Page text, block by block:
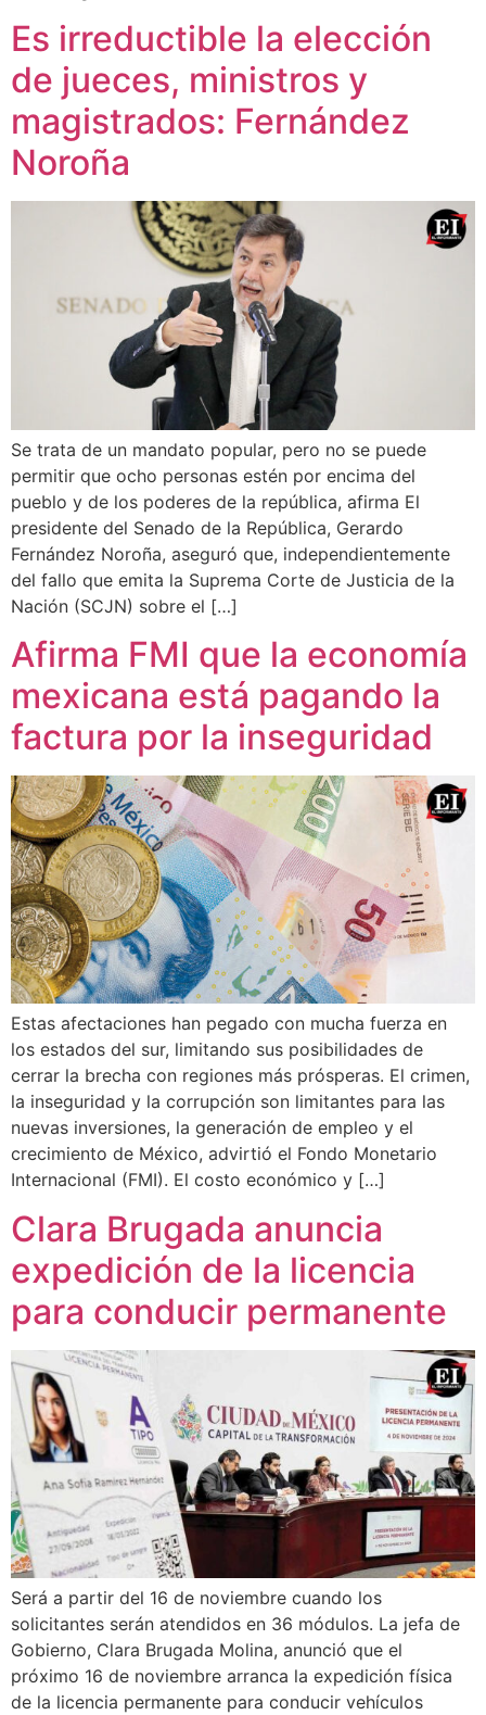
Es irreductible la elección
de jueces, ministros y
magistrados: Fernández
Noroña
Se trata de un mandato popular, pero no se puede
permitir que ocho personas estén por encima del
pueblo y de los poderes de la república, afirma El
presidente del Senado de la República, Gerardo
Fernández Noroña, aseguró que, independientemente
del fallo que emita la Suprema Corte de Justicia de la
Nación (SCJN) sobre el […]
Afirma FMI que la economía
mexicana está pagando la
factura por la inseguridad
Estas afectaciones han pegado con mucha fuerza en
los estados del sur, limitando sus posibilidades de
cerrar la brecha con regiones más prósperas. El crimen,
la inseguridad y la corrupción son limitantes para las
nuevas inversiones, la generación de empleo y el
crecimiento de México, advirtió el Fondo Monetario
Internacional (FMI). El costo económico y […]
Clara Brugada anuncia
expedición de la licencia
para conducir permanente
Será a partir del 16 de noviembre cuando los
solicitantes serán atendidos en 36 módulos. La jefa de
Gobierno, Clara Brugada Molina, anunció que el
próximo 16 de noviembre arranca la expedición física
de la licencia permanente para conducir vehículos